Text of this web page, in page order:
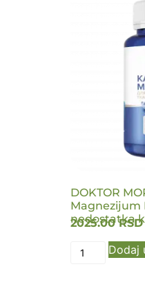
DOKTOR
Magnezijum
nedostatka
2025.00RSD
Dodaj